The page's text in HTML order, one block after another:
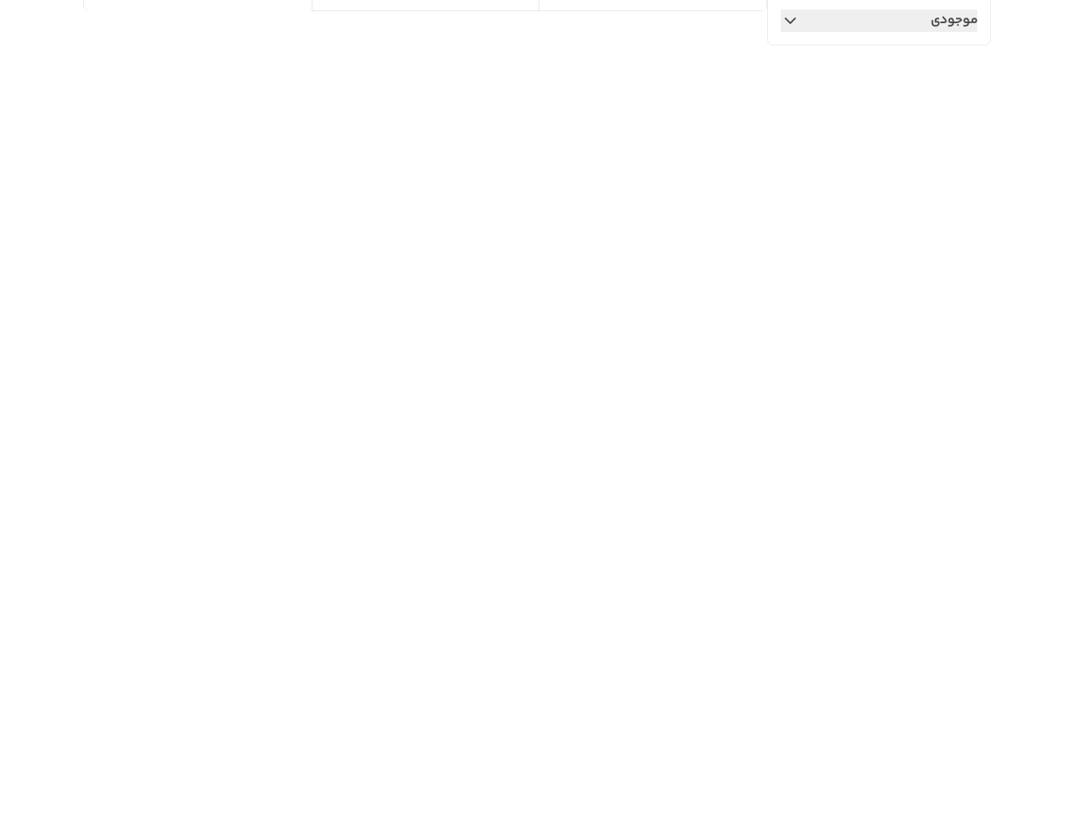
موجودی